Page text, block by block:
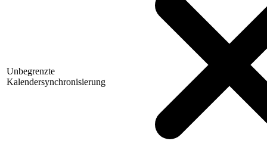
Unbegrenzte
Kalendersynchronisierung